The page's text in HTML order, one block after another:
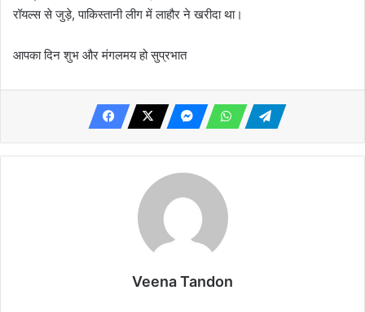
रॉयल्स से जुड़े, पाकिस्तानी लीग में लाहौर ने खरीदा था।
आपका दिन शुभ और मंगलमय हो सुप्रभात
Veena Tandon